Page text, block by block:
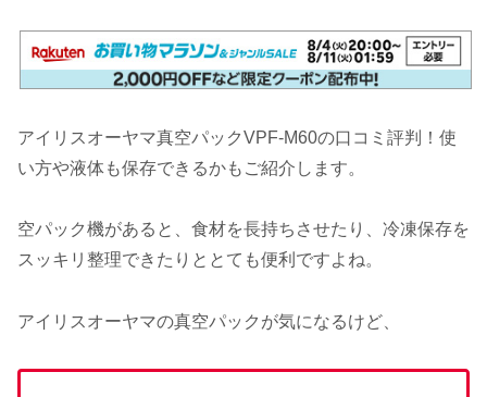
アイリスオーヤマ真空パックVPF-M60の口コミ評判！使
い方や液体も保存できるかもご紹介します。
空パック機があると、食材を長持ちさせたり、冷凍保存を
スッキリ整理できたりととても便利ですよね。
アイリスオーヤマの真空パックが気になるけど、